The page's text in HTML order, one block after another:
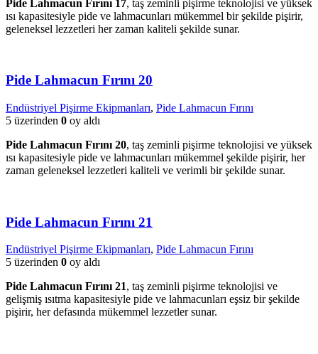
Pide Lahmacun Fırını 17, taş zeminli pişirme teknolojisi ve yüksek
ısı kapasitesiyle pide ve lahmacunları mükemmel bir şekilde pişirir,
geleneksel lezzetleri her zaman kaliteli şekilde sunar.
Pide Lahmacun Fırını 20
Endüstriyel Pişirme Ekipmanları, Pide Lahmacun Fırını
5 üzerinden 0 oy aldı
Pide Lahmacun Fırını 20, taş zeminli pişirme teknolojisi ve yüksek
ısı kapasitesiyle pide ve lahmacunları mükemmel şekilde pişirir, her
zaman geleneksel lezzetleri kaliteli ve verimli bir şekilde sunar.
Pide Lahmacun Fırını 21
Endüstriyel Pişirme Ekipmanları, Pide Lahmacun Fırını
5 üzerinden 0 oy aldı
Pide Lahmacun Fırını 21, taş zeminli pişirme teknolojisi ve
gelişmiş ısıtma kapasitesiyle pide ve lahmacunları eşsiz bir şekilde
pişirir, her defasında mükemmel lezzetler sunar.